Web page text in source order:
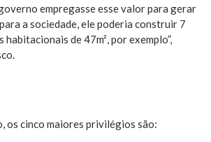
empregasse esse valor para gerar
a sociedade, ele poderia construir 7
habitacionais de 47m², por exemplo”,
os cinco maiores privilégios são: